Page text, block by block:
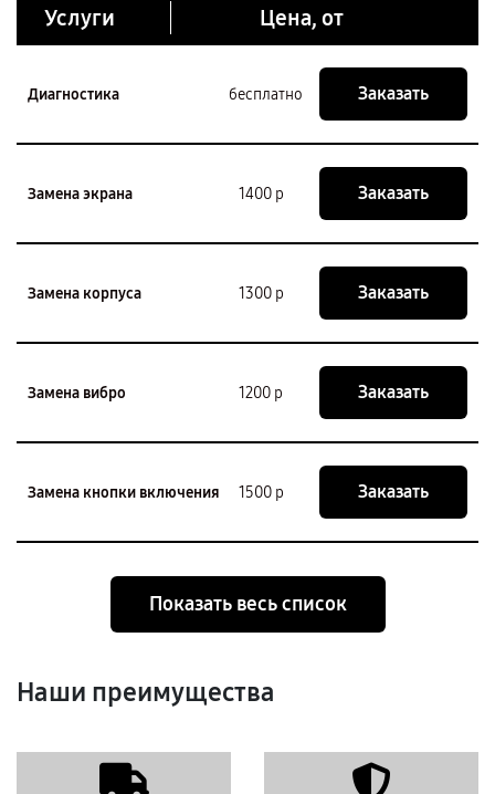
Услуги Цена, от
Диагностика бесплатно Заказать
Замена экрана 1400 р Заказать
Замена корпуса 1300 р Заказать
Замена вибро 1200 р Заказать
Замена кнопки включения 1500 р Заказать
Показать весь список
Наши преимущества